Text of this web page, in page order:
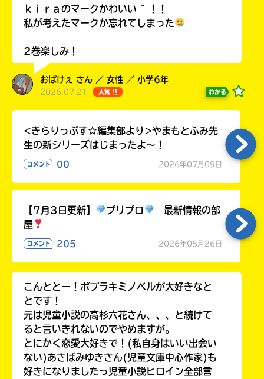
ｋｉｒａのマークかわいい ~ ！！
私が考えたマークか忘れてしまった
2巻楽しみ！
おばけぇ さん ／ 女性 ／ 小学6年
2026.07.21 人気 !! わかる
<きらりっぷす☆編集部より>やまもとふみ先
生の新シリーズはじまったよ～！
コメント 00 2026年07月09日
【7月3日更新】 プリプロ
最新情報の部
屋
コメント 205 2026年05月26日
こんととー！ポプラキミノベルが大好きなと
とです！
元は児童小説の高杉六花さん、、、と続けて
ると言いきれないのでやめますが。
とにかく恋愛大好きで！(私自身はいい出会い
ない)あさばみゆきさん(児童文庫中心作家)も
好きになりましたっ児童小説ヒロイン全部言